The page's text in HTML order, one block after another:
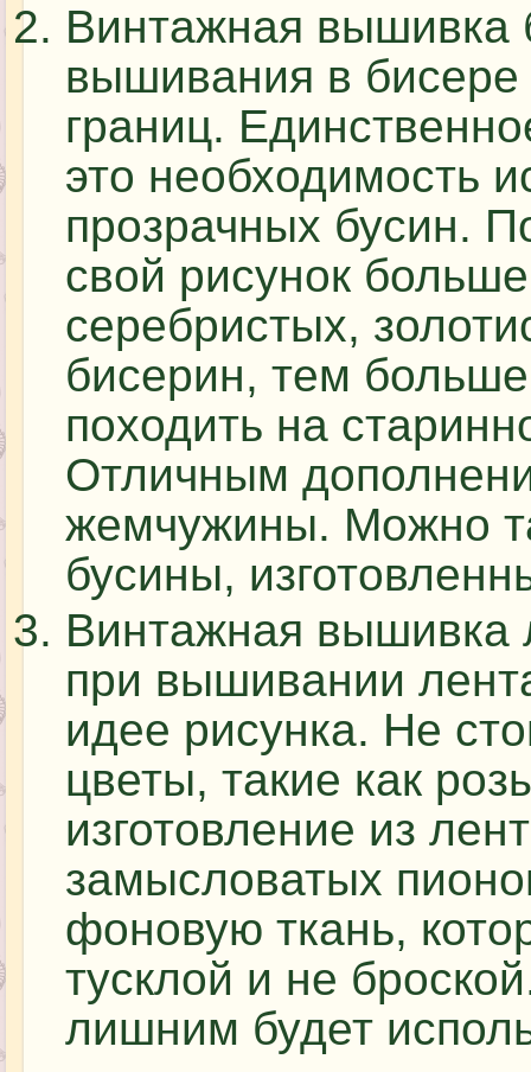
Винтажная вышивка
вышивания в бисере
границ.
это необходимость
прозрачных бусин.
свой рисунок
серебристых,
бисерин, тем больше
походить на
Отличным
жемчужины. Можно
бусины,
Винтажная
при вышивании
идее рисунка. Не
цветы, такие как
изготовление из
замысловатых
фоновую ткань,
тусклой и не
лишним будет